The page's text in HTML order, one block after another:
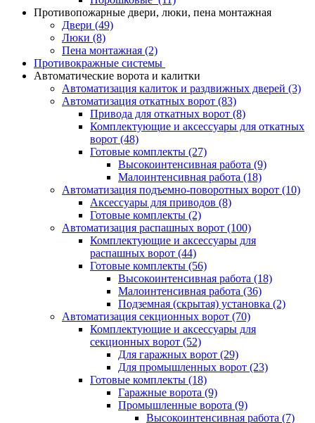
Противопожарные двери, люки, пена монтажная
Двери (49)
Люки (8)
Пена монтажная (2)
Противокражные системы
Автоматические ворота и калитки
Автоматизация калиток и раздвижных дверей (3)
Автоматизация откатных ворот (83)
Привода для откатных ворот (8)
Комплектующие и аксессуары для откатных
ворот (48)
Готовые комплекты (27)
Высокоинтенсивная работа (9)
Малоинтенсивная работа (18)
Автоматизация подъемно-поворотных ворот (10)
Аксессуары для приводов (8)
Готовые комплекты (2)
Автоматизация распашных ворот (100)
Комплектующие и аксессуары для
распашных ворот (44)
Готовые комплекты (56)
Высокоинтенсивная работа (18)
Малоинтенсивная работа (36)
Подземная (скрытая) установка (2)
Автоматизация секционных ворот (70)
Комплектующие и аксессуары для
секционных ворот (52)
Для гаражных ворот (29)
Для промышленных ворот (23)
Готовые комплекты (18)
Гаражные ворота (9)
Промышленные ворота (9)
Высокоинтенсивная работа (7)